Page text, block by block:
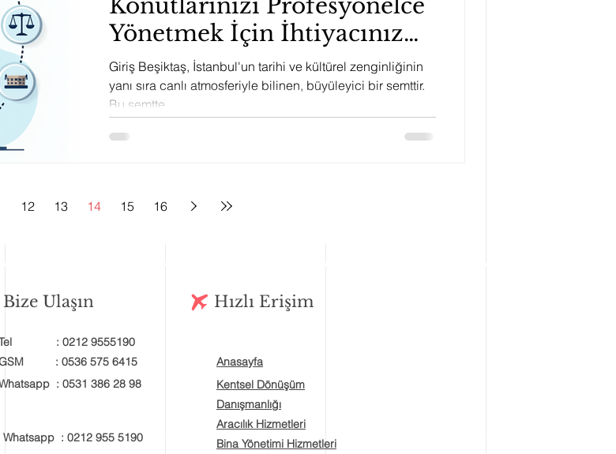
Konutlarınızı Profesyonelce
Yönetmek İçin İhtiyacınız
Olan Bilgiler
Giriş Beşiktaş, İstanbul'un tarihi ve kültürel zenginliğinin
yanı sıra canlı atmosferiyle bilinen, büyüleyici bir semttir.
Bu semtte...
12 13 14 15 16
Bize Ulaşın Hızlı Erişim
: 0212 9555190
: 0536 575 6415
: 0531 386 28 98
Whatsapp : 0212 955 5190
Anasayfa
Kentsel Dönüşüm
Danışmanlığı
Aracılık Hizmetleri
Bina Yönetimi Hizmetleri